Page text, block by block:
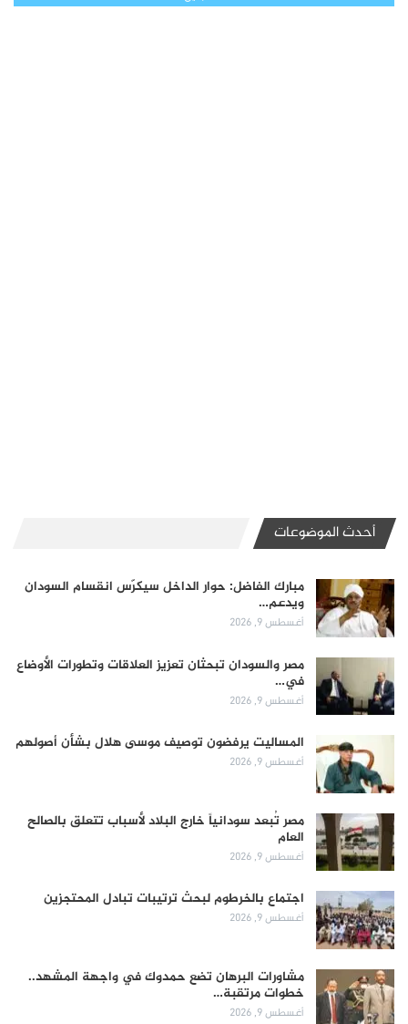
أحدث الموضوعات
مبارك الفاضل: حوار الداخل سيكرّس انقسام السودان
ويدعم…
أغسطس 9, 2026
مصر والسودان تبحثان تعزيز العلاقات وتطورات الأوضاع
في…
أغسطس 9, 2026
المساليت يرفضون توصيف موسى هلال بشأن أصولهم
أغسطس 9, 2026
مصر تُبعد سودانياً خارج البلاد لأسباب تتعلق بالصالح
العام
أغسطس 9, 2026
اجتماع بالخرطوم لبحث ترتيبات تبادل المحتجزين
أغسطس 9, 2026
مشاورات البرهان تضع حمدوك في واجهة المشهد..
خطوات مرتقبة…
أغسطس 9, 2026